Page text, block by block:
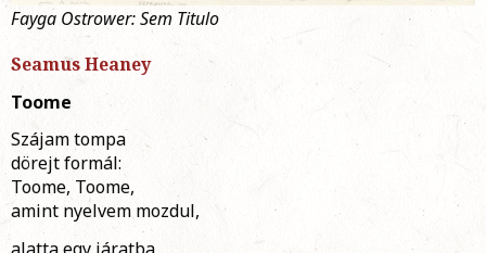
Fayga Ostrower: Sem Titulo
Seamus Heaney
Toome
Szájam tompa
dörejt formál:
Toome, Toome,
amint nyelvem mozdul,